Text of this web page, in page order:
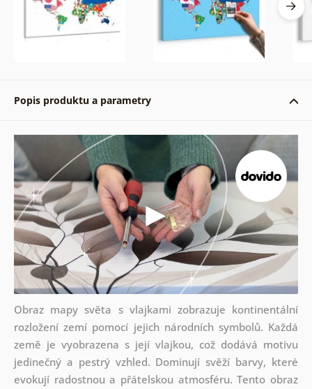
Popis produktu a parametry
Obraz mapy světa s vlajkami zobrazuje kontinentální
rozložení zemí pomocí jejich národních symbolů. Každá
země je vyobrazena s její vlajkou, což dodává motivu
jedinečný a pestrý vzhled. Dominují svěží barvy, které
evokují radostnou a přátelskou atmosféru. Tento obraz